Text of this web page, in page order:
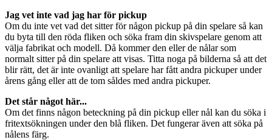
Jag vet inte vad jag har för pickup
Om du inte vet vad det sitter för någon pickup på din spelare så kan
du byta till den röda fliken och söka fram din skivspelare genom att
välja fabrikat och modell. Då kommer den eller de nålar som
normalt sitter på din spelare att visas. Titta noga på bilderna så att det
blir rätt, det är inte ovanligt att spelare har fått andra pickuper under
årens gång eller att de tom såldes med andra pickuper.
Det står något här...
Om det finns någon beteckning på din pickup eller nål kan du söka i
fritextsökningen under den blå fliken. Det fungerar även att söka på
nålens färg.